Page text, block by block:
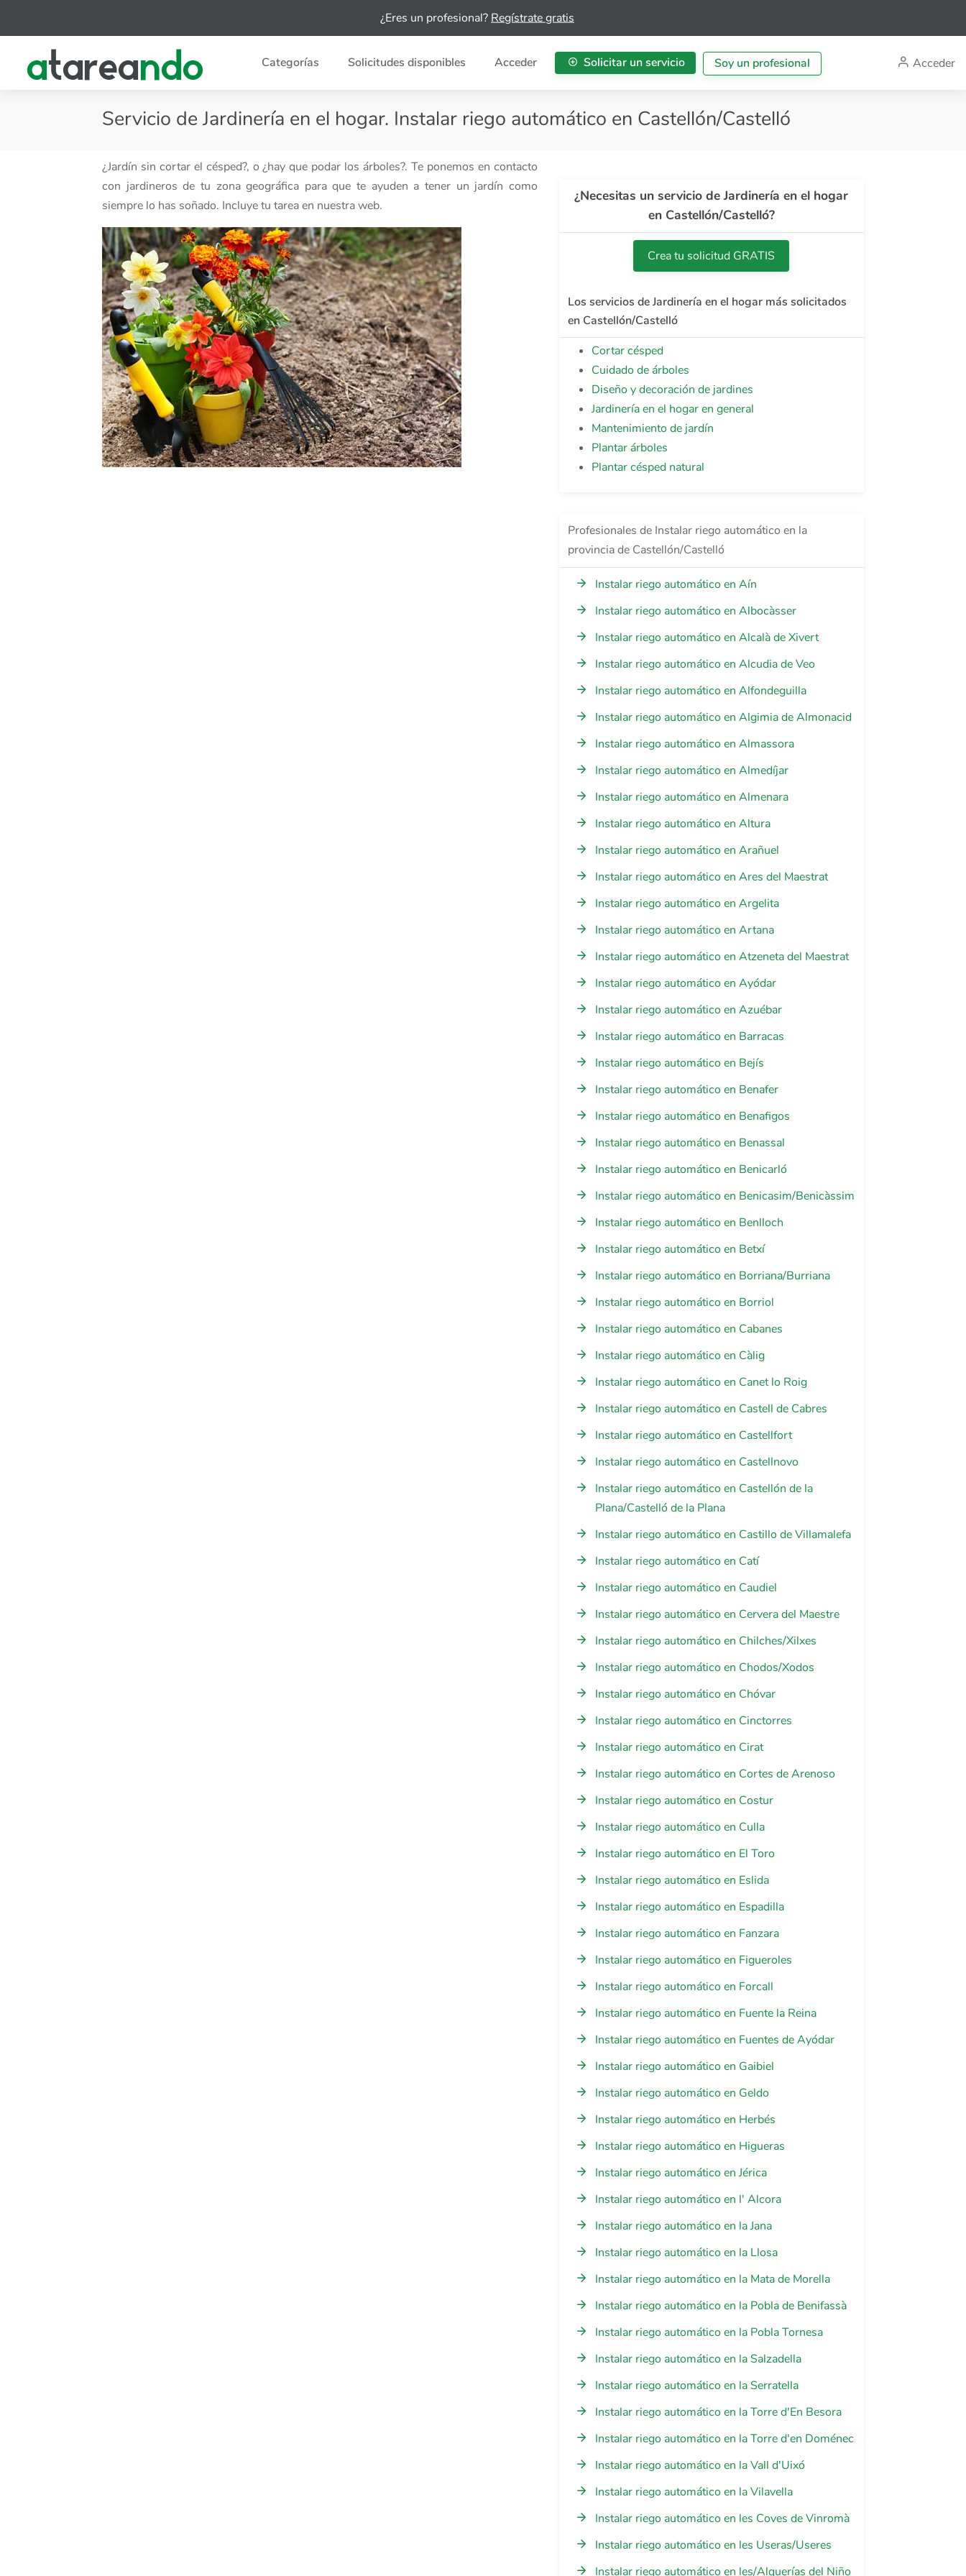
¿Eres un profesional?Regístrate gratis
Categorías Solicitudes disponibles Acceder Solicitar un servicio Soy un profesional Acceder
Servicio de Jardinería en el hogar. Instalar riego automático en Castellón/Castelló
¿Jardín sin cortar el césped?, o ¿hay que podar los árboles?. Te ponemos en contacto
con jardineros de tu zona geográfica para que te ayuden a tener un jardín como
siempre lo has soñado. Incluye tu tarea en nuestra web.
¿Necesitas un servicio de Jardinería en el hogar
en Castellón/Castelló?
Crea tu solicitud GRATIS
Los servicios de Jardinería en el hogar más solicitados
en Castellón/Castelló
Cortar césped
Cuidado de árboles
Diseño y decoración de jardines
Jardinería en el hogar en general
Mantenimiento de jardín
Plantar árboles
Plantar césped natural
Profesionales de Instalar riego automático en la
provincia de Castellón/Castelló
Instalar riego automático en Aín
Instalar riego automático en Albocàsser
Instalar riego automático en Alcalà de Xivert
Instalar riego automático en Alcudia de Veo
Instalar riego automático en Alfondeguilla
Instalar riego automático en Algimia de Almonacid
Instalar riego automático en Almassora
Instalar riego automático en Almedíjar
Instalar riego automático en Almenara
Instalar riego automático en Altura
Instalar riego automático en Arañuel
Instalar riego automático en Ares del Maestrat
Instalar riego automático en Argelita
Instalar riego automático en Artana
Instalar riego automático en Atzeneta del Maestrat
Instalar riego automático en Ayódar
Instalar riego automático en Azuébar
Instalar riego automático en Barracas
Instalar riego automático en Bejís
Instalar riego automático en Benafer
Instalar riego automático en Benafigos
Instalar riego automático en Benassal
Instalar riego automático en Benicarló
Instalar riego automático en Benicasim/Benicàssim
Instalar riego automático en Benlloch
Instalar riego automático en Betxí
Instalar riego automático en Borriana/Burriana
Instalar riego automático en Borriol
Instalar riego automático en Cabanes
Instalar riego automático en Càlig
Instalar riego automático en Canet lo Roig
Instalar riego automático en Castell de Cabres
Instalar riego automático en Castellfort
Instalar riego automático en Castellnovo
Instalar riego automático en Castellón de la
Plana/Castelló de la Plana
Instalar riego automático en Castillo de Villamalefa
Instalar riego automático en Catí
Instalar riego automático en Caudiel
Instalar riego automático en Cervera del Maestre
Instalar riego automático en Chilches/Xilxes
Instalar riego automático en Chodos/Xodos
Instalar riego automático en Chóvar
Instalar riego automático en Cinctorres
Instalar riego automático en Cirat
Instalar riego automático en Cortes de Arenoso
Instalar riego automático en Costur
Instalar riego automático en Culla
Instalar riego automático en El Toro
Instalar riego automático en Eslida
Instalar riego automático en Espadilla
Instalar riego automático en Fanzara
Instalar riego automático en Figueroles
Instalar riego automático en Forcall
Instalar riego automático en Fuente la Reina
Instalar riego automático en Fuentes de Ayódar
Instalar riego automático en Gaibiel
Instalar riego automático en Geldo
Instalar riego automático en Herbés
Instalar riego automático en Higueras
Instalar riego automático en Jérica
Instalar riego automático en l' Alcora
Instalar riego automático en la Jana
Instalar riego automático en la Llosa
Instalar riego automático en la Mata de Morella
Instalar riego automático en la Pobla de Benifassà
Instalar riego automático en la Pobla Tornesa
Instalar riego automático en la Salzadella
Instalar riego automático en la Serratella
Instalar riego automático en la Torre d'En Besora
Instalar riego automático en la Torre d'en Doménec
Instalar riego automático en la Vall d'Uixó
Instalar riego automático en la Vilavella
Instalar riego automático en les Coves de Vinromà
Instalar riego automático en les Useras/Useres
Instalar riego automático en les/Alquerías del Niño